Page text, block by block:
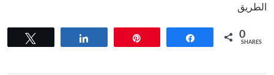
الطريق
0
SHARES